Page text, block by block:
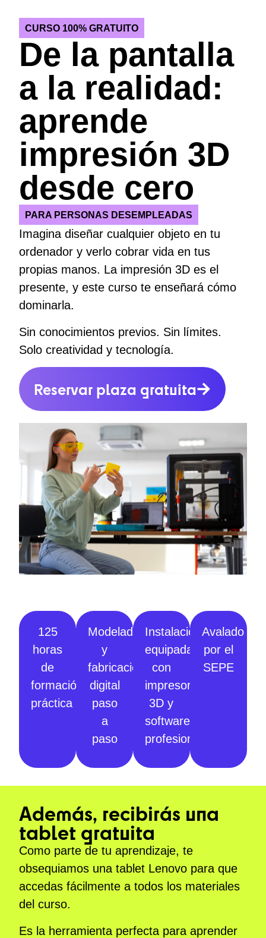
CURSO 100% GRATUITO
De la pantalla
a la realidad:
aprende
impresión 3D
desde cero
PARA PERSONAS DESEMPLEADAS
Imagina diseñar cualquier objeto en tu
ordenador y verlo cobrar vida en tus
propias manos. La impresión 3D es el
presente, y este curso te enseñará cómo
dominarla.
Sin conocimientos previos. Sin límites.
Solo creatividad y tecnologí­a.
Reservar plaza gratuita
125
horas
de
formación
práctica
Modelado
y
fabricación
digital
paso
a
paso
Instalaciones
equipadas
con
impresoras
3D y
software
profesional
Avalado
por el
SEPE
Además, recibirás una
tablet gratuita
Como parte de tu aprendizaje, te
obsequiamos una tablet Lenovo para que
accedas fácilmente a todos los materiales
del curso.
Es la herramienta perfecta para aprender